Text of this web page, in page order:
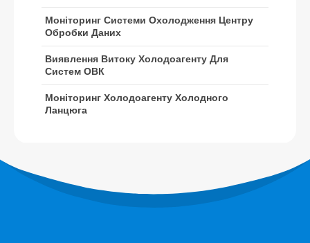
Моніторинг Системи Охолодження Центру
Обробки Даних
Виявлення Витоку Холодоагенту Для
Систем ОВК
Моніторинг Холодоагенту Холодного
Ланцюга
Наше рішення
Виявлення витоку холодоагенту
для систем ОВК
Моніторинг холодоагенту
холодного ланцюга
Моніторинг системи охолодження
для зберігання холодного
Промисловий моніторинг газу